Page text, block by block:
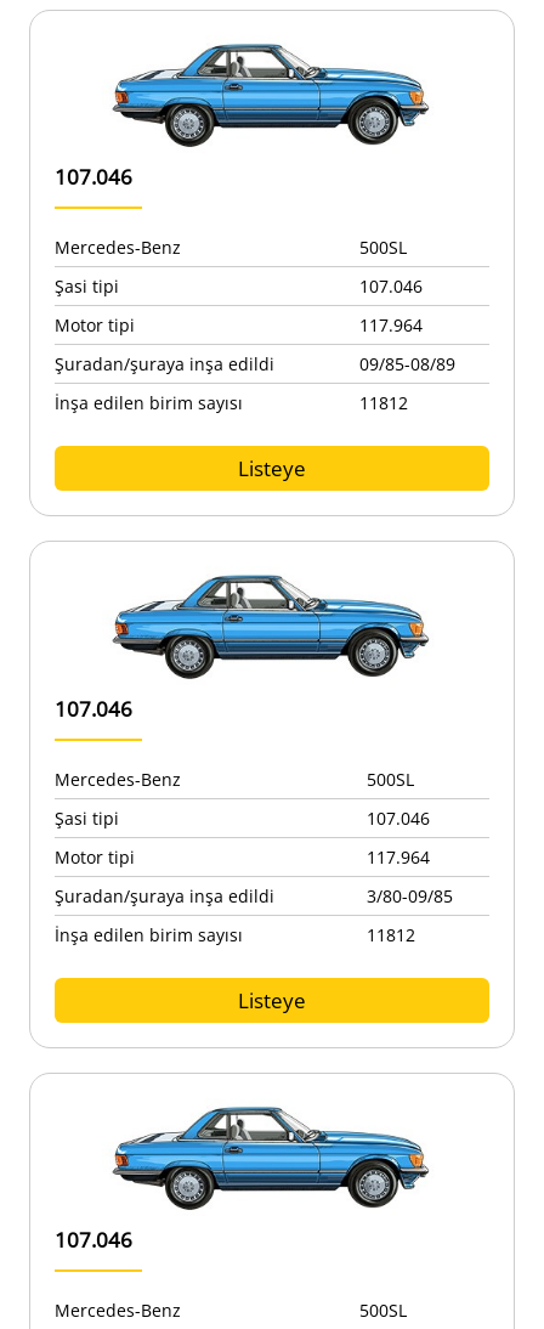
107.046
Mercedes-Benz
500SL
Şasi tipi
107.046
Motor tipi
117.964
Şuradan/şuraya inşa edildi
09/85-08/89
İnşa edilen birim sayısı
11812
Listeye
107.046
Mercedes-Benz
500SL
Şasi tipi
107.046
Motor tipi
117.964
Şuradan/şuraya inşa edildi
3/80-09/85
İnşa edilen birim sayısı
11812
Listeye
107.046
Mercedes-Benz 500SL